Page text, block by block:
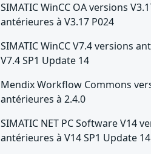
SIMATIC WinCC OA versions
antérieures à V3.17 P024
SIMATIC WinCC V7.4 versions
V7.4 SP1 Update 14
Mendix Workflow Commons
antérieures à 2.4.0
SIMATIC NET PC Software V14
antérieures à V14 SP1 Update 14